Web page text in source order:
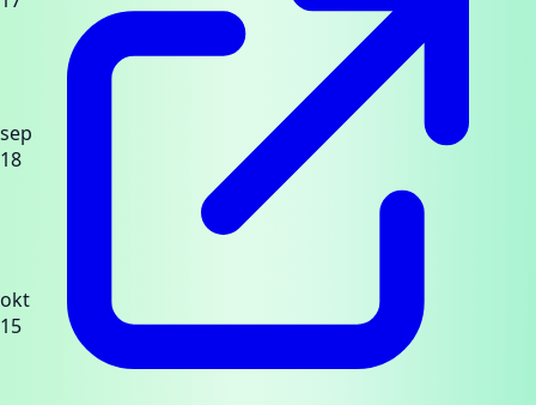
sep
18
okt
15